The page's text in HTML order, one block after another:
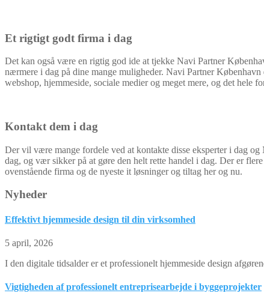
Et rigtigt godt firma i dag
Det kan også være en rigtig god ide at tjekke Navi Partner
nærmere i dag på dine mange muligheder. Navi Partner
webshop, hjemmeside, sociale medier og meget mere, og det hele
Kontakt dem i dag
Der vil være mange fordele ved at kontakte disse eksperter i dag
dag, og vær sikker på at gøre den helt rette handel i dag. Der er
ovenstående firma og de nyeste it løsninger og tiltag her og nu.
Nyheder
Effektivt hjemmeside design til din virksomhed
5 april, 2026
I den digitale tidsalder er et professionelt hjemmeside design
Vigtigheden af professionelt entreprisearbejde i byggeprojekter